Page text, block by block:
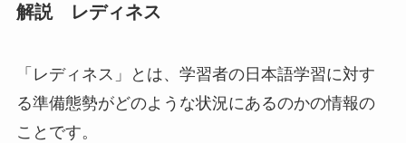
解説 レディネス
「レディネス」 とは、 学習者の日本語学習に対す
る準備態勢がどのような状況にあるのかの情報の
ことです。